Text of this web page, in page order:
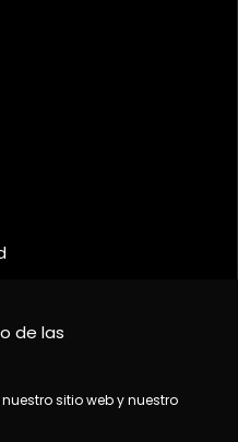
de las
sitio web y nuestro